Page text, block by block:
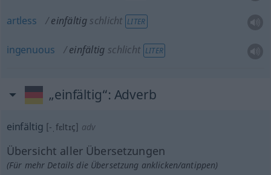
artless einfältig schlicht LITER
ingenuous einfältig schlicht LITER
„einfältig“: Adverb
einfältig [-ˌfɛltɪç] adv
Übersicht aller Übersetzungen
(Für mehr Details die Übersetzung anklicken/antippen)